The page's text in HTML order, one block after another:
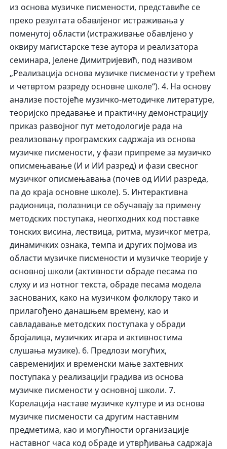
из основа музичке писмености, представиће се
преко резултата обавлјеног истраживања у
поменутој области (истраживање обавлјено у
оквиру магистарске тезе аутора и реализатора
семинара, Јелене Димитријевић, под називом
„Реализација основа музичке писмености у трећем
и четвртом разреду основне школе“). 4. На основу
анализе постојеће музичко-методичке литературе,
теоријско предавање и практичну демонстрацију
приказ развојног пут методологије рада на
реализовању програмских садржаја из основа
музичке писмености, у фази припреме за музичко
описмењавање (И и ИИ разред) и фази свесног
музичког описмењавања (почев од ИИИ разреда,
па до краја основне школе). 5. Интерактивна
радионица, полазници се обучавају за примену
методских поступака, неопходних код поставке
тонских висина, лествица, ритма, музичког метра,
динамичких ознака, темпа и других појмова из
области музичке писмености и музичке теорије у
основној школи (активности обраде песама по
слуху и из нотног текста, обраде песама модела
заснованих, како на музичком фолклору тако и
прилагођено данашњем времену, као и
савладавање методских поступака у обради
бројалица, музичких игара и активностима
слушања музике). 6. Предлози могућих,
савременијих и временски мање захтевних
поступака у реализацији градива из основа
музичке писмености у основној школи. 7.
Корелација наставе музичке културе и из основа
музичке писмености са другим наставним
предметима, као и могућности организације
наставног часа код обраде и утврђивања садржаја